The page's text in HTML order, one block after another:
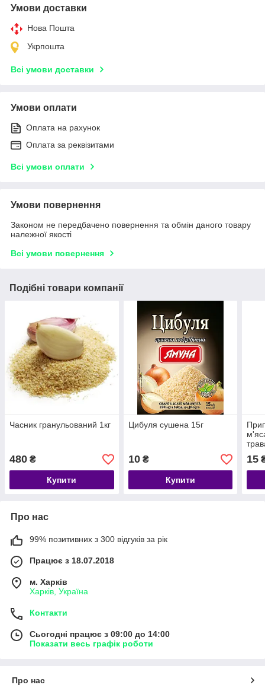
Умови доставки
Нова Пошта
Укрпошта
Всі умови доставки
Умови оплати
Оплата на рахунок
Оплата за реквізитами
Всі умови оплати
Умови повернення
Законом не передбачено повернення та обмін даного товару
належної якості
Всі умови повернення
Подібні товари компанії
Часник гранульований 1кг
480 ₴
Купити
Цибуля сушена 15г
10₴
Купити
15
Про нас
99% позитивних з 300 відгуків за рік
Працює з 18.07.2018
м. Харків
Харків, Україна
Контакти
Сьогодні працює з 09:00 до 14:00
Показати весь графік роботи
Про нас